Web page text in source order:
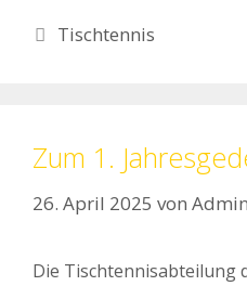
Kategorien
Tischtennis
Zum 1.
26. April 2025 von Admin
Die Tischtennisabteilung